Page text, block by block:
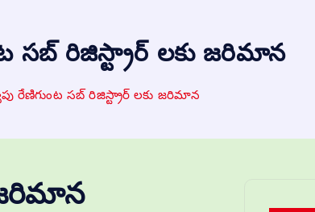
సబ్ రిజిస్ట్రార్ లకు జరిమాన
రేణిగుంట సబ్ రిజిస్ట్రార్ లకు జరిమాన
జరిమాన